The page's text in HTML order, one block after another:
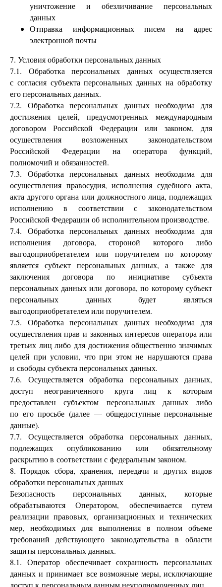
уничтожение и обезличивание персональных
данных
Отправка информационных писем на адрес
электронной почты
7. Условия обработки персональных данных
7.1. Обработка персональных данных осуществляется
с согласия субъекта персональных данных на обработку
его персональных данных.
7.2. Обработка персональных данных необходима для
достижения целей, предусмотренных международным
договором Российской Федерации или законом, для
осуществления возложенных законодательством
Российской Федерации на оператора функций,
полномочий и обязанностей.
7.3. Обработка персональных данных необходима для
осуществления правосудия, исполнения судебного акта,
акта другого органа или должностного лица, подлежащих
исполнению в соответствии с законодательством
Российской Федерации об исполнительном производстве.
7.4. Обработка персональных данных необходима для
исполнения договора, стороной которого либо
выгодоприобретателем или поручителем по которому
является субъект персональных данных, а также для
заключения договора по инициативе субъекта
персональных данных или договора, по которому субъект
персональных данных будет являться
выгодоприобретателем или поручителем.
7.5. Обработка персональных данных необходима для
осуществления прав и законных интересов оператора или
третьих лиц либо для достижения общественно значимых
целей при условии, что при этом не нарушаются права
и свободы субъекта персональных данных.
7.6. Осуществляется обработка персональных данных,
доступ неограниченного круга лиц к которым
предоставлен субъектом персональных данных либо
по его просьбе (далее — общедоступные персональные
данные).
7.7. Осуществляется обработка персональных данных,
подлежащих опубликованию или обязательному
раскрытию в соответствии с федеральным законом.
8. Порядок сбора, хранения, передачи и других видов
обработки персональных данных
Безопасность персональных данных, которые
обрабатываются Оператором, обеспечивается путем
реализации правовых, организационных и технических
мер, необходимых для выполнения в полном объеме
требований действующего законодательства в области
защиты персональных данных.
8.1. Оператор обеспечивает сохранность персональных
данных и принимает все возможные меры, исключающие
доступ к персональным данным неуполномоченных лиц.